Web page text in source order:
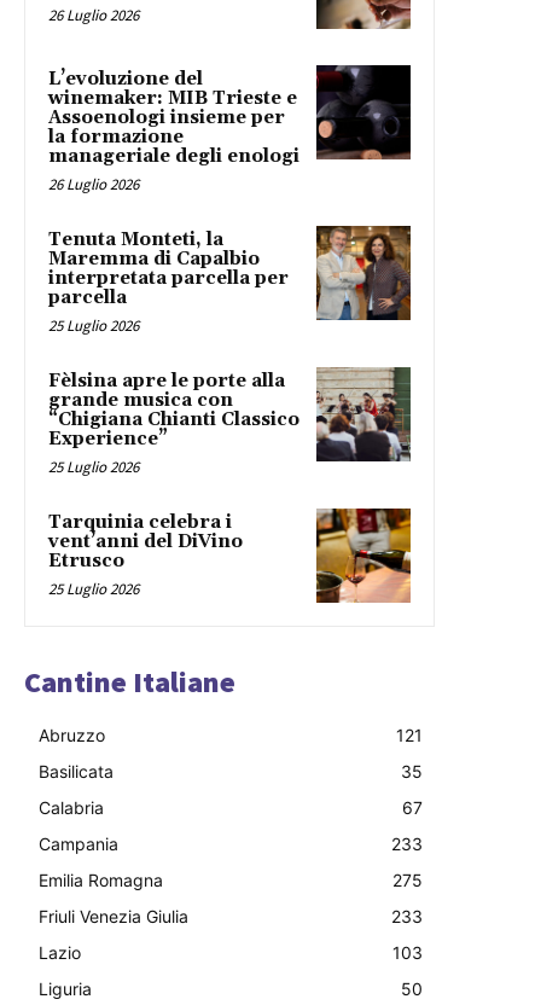
26 Luglio 2026
L’evoluzione del
winemaker: MIB Trieste e
Assoenologi insieme per
la formazione
manageriale degli enologi
26 Luglio 2026
Tenuta Monteti, la
Maremma di Capalbio
interpretata parcella per
parcella
25 Luglio 2026
Fèlsina apre le porte alla
grande musica con
“Chigiana Chianti Classico
Experience”
25 Luglio 2026
Tarquinia celebra i
vent’anni del DiVino
Etrusco
25 Luglio 2026
Cantine Italiane
Abruzzo
121
Basilicata
35
Calabria
67
Campania
233
Emilia Romagna
275
Friuli Venezia Giulia
233
Lazio
103
Liguria
50